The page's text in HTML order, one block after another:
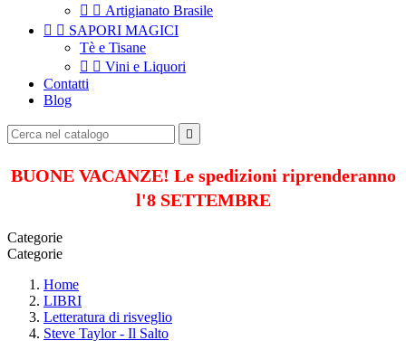
  Artigianato Brasile
  SAPORI MAGICI
Tè e Tisane
  Vini e Liquori
Contatti
Blog

BUONE VACANZE! Le spedizioni riprenderanno
l'8 SETTEMBRE
Categorie
Categorie
Home
LIBRI
Letteratura di risveglio
Steve Taylor - Il Salto